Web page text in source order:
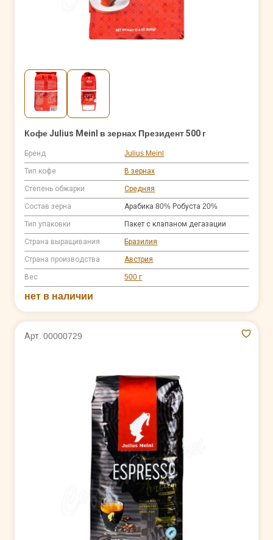
Кофе Julius Meinl в зернах Президент 500 г
Бренд Julius Meinl
Тип кофе В зернах
Степень обжарки Средняя
Состав зерна Арабика 80% Робуста 20%
Тип упаковки Пакет с клапаном дегазации
Страна выращивания Бразилия
Страна производства Австрия
Вес 500 г
нет в наличии
Арт. 00000729